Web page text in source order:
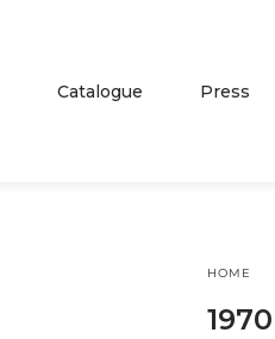
Catalogue Press
HOME